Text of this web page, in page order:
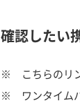
確認したい
※
こちらのリ
※
ワンタイム